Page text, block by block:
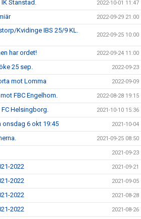
Stanstad. 2022-10-01 11:47
2022-09-29 21:00
Kvidinge IBS 25/9 KL.
2022-09-25 10:00
har ordet! 2022-09-24 11:00
25 sep. 2022-09-23
mot Lomma 2022-09-09
FBC Engelhom. 2022-08-28 19:15
Helsingborg. 2021-10-10 15:36
onsdag 6 okt 19:45 2021-10-04
2021-09-25 08:50
2021-09-23
2022 2021-09-21
2022 2021-09-05
2022 2021-08-28
2022 2021-08-26